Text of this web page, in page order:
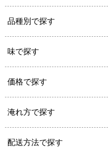
品種別で探す
味で探す
価格で探す
淹れ方で探す
配送方法で探す